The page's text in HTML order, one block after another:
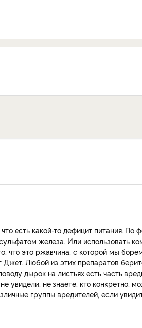
есть какой-то дефицит питания. По
железа. Или использовать
что это ржавчина, с которой мы
Джет. Любой из этих препаратов
дырок на листьях есть часть
увидели, не знаете, кто конкретно,
группы вредителей, если